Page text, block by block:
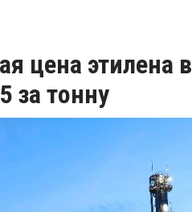
цена этилена в
за тонну